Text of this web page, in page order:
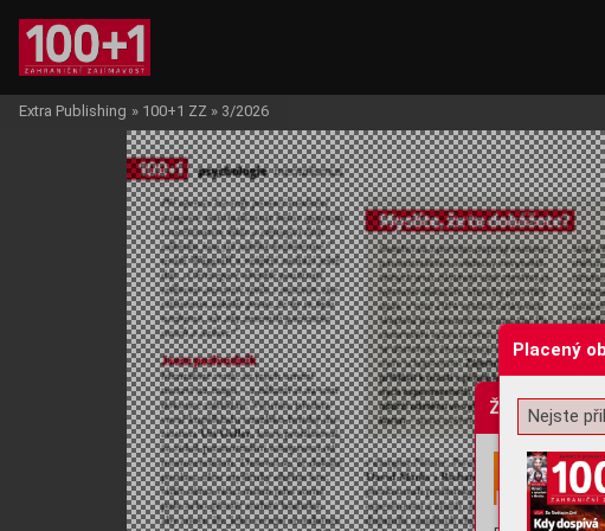
Žádost o
Extra Publishing » 100+1 ZZ » 3/2026
Placený
Nejste